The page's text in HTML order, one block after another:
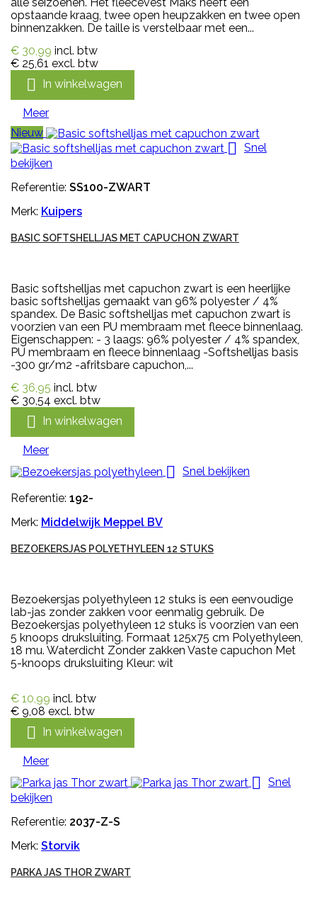
opstaande kraag, twee open heupzakken en twee open
binnenzakken. De taille is verstelbaar met een...
€ 30,99 incl. btw
€ 25,61 excl. btw
 In winkelwagen
Meer
Nieuw

Snel
bekijken
Referentie: SS100-ZWART
Merk: Kuipers
BASIC SOFTSHELLJAS MET CAPUCHON ZWART
Basic softshelljas met capuchon zwart is een heerlijke
basic softshelljas gemaakt van 96% polyester / 4%
spandex. De Basic softshelljas met capuchon zwart is
voorzien van een PU membraam met fleece binnenlaag.
Eigenschappen: - 3 laags: 96% polyester / 4% spandex,
PU membraam en fleece binnenlaag -Softshelljas basis
-300 gr/m2 -afritsbare capuchon,...
€ 36,95 incl. btw
€ 30,54 excl. btw
 In winkelwagen
Meer

Snel bekijken
Referentie: 192-
Merk: Middelwijk Meppel BV
BEZOEKERSJAS POLYETHYLEEN 12 STUKS
Bezoekersjas polyethyleen 12 stuks is een eenvoudige
lab-jas zonder zakken voor eenmalig gebruik. De
Bezoekersjas polyethyleen 12 stuks is voorzien van een
5 knoops druksluiting. Formaat 125x75 cm Polyethyleen,
18 mu. Waterdicht Zonder zakken Vaste capuchon Met
5-knoops druksluiting Kleur: wit
€ 10,99 incl. btw
€ 9,08 excl. btw
 In winkelwagen
Meer

Snel
bekijken
Referentie: 2037-Z-S
Merk: Storvik
PARKA JAS THOR ZWART